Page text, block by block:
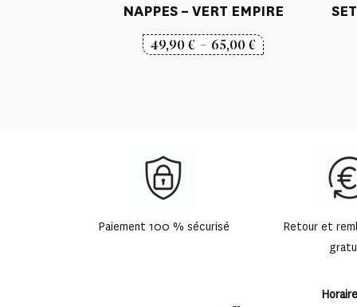
NAPPES – VERT EMPIRE
49,90€ – 65,00€Plage
Paiement 100 % sécurisé
Retour et